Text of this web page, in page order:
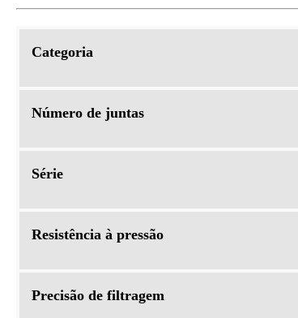
Categoria
Número de juntas
Série
Resistência à pressão
Precisão de filtragem